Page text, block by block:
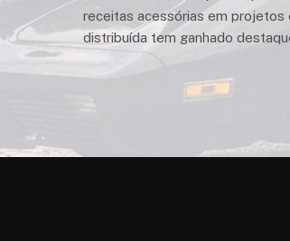
receitas acessórias em projetos
distribuída tem ganhado